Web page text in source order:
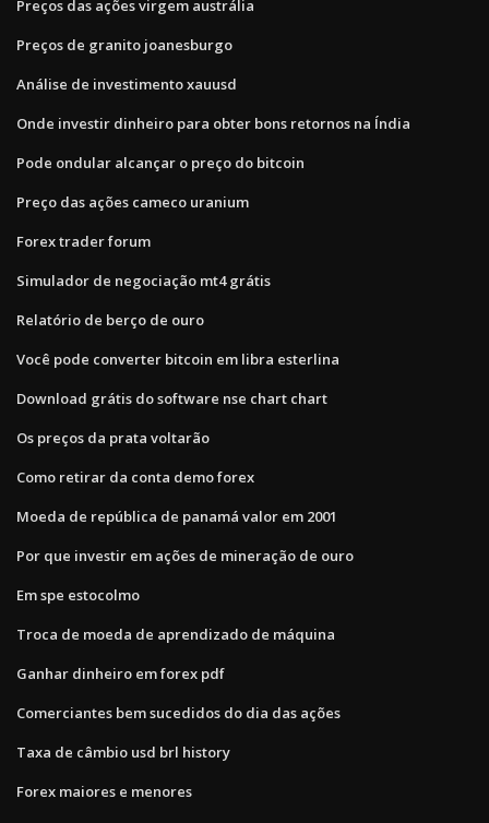
Preços das ações virgem austrália
Preços de granito joanesburgo
Análise de investimento xauusd
Onde investir dinheiro para obter bons retornos na Índia
Pode ondular alcançar o preço do bitcoin
Preço das ações cameco uranium
Forex trader forum
Simulador de negociação mt4 grátis
Relatório de berço de ouro
Você pode converter bitcoin em libra esterlina
Download grátis do software nse chart chart
Os preços da prata voltarão
Como retirar da conta demo forex
Moeda de república de panamá valor em 2001
Por que investir em ações de mineração de ouro
Em spe estocolmo
Troca de moeda de aprendizado de máquina
Ganhar dinheiro em forex pdf
Comerciantes bem sucedidos do dia das ações
Taxa de câmbio usd brl history
Forex maiores e menores